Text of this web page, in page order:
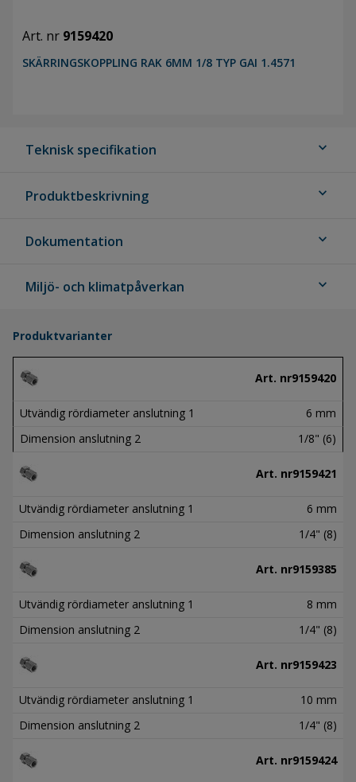
Art. nr 9159420
SKÄRRINGSKOPPLING RAK 6MM 1/8 TYP GAI 1.4571
Teknisk specifikation expand_more
Produktbeskrivning expand_more
Dokumentation expand_more
Miljö- och klimatpåverkan expand_more
Produktvarianter
Art. nr9159420
Utvändig rördiameter anslutning 1
6 mm
Dimension anslutning 2
1/8" (6)
Art. nr9159421
Utvändig rördiameter anslutning 1
6 mm
Dimension anslutning 2
1/4" (8)
Art. nr9159385
Utvändig rördiameter anslutning 1
8 mm
Dimension anslutning 2
1/4" (8)
Art. nr9159423
Utvändig rördiameter anslutning 1
10 mm
Dimension anslutning 2
1/4" (8)
Art. nr9159424